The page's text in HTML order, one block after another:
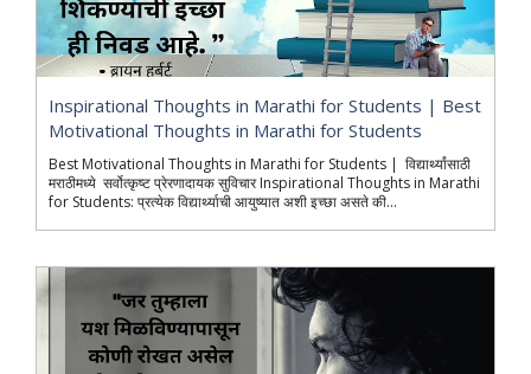
Inspirational Thoughts in Marathi for Students | Best
Motivational Thoughts in Marathi for Students
Best Motivational Thoughts in Marathi for Students | विद्यार्थ्यांसाठी
मराठीमध्ये सर्वोत्कृष्ट प्रेरणादायक सुविचार Inspirational Thoughts in Marathi
for Students: प्रत्येक विद्यार्थ्याची आयुष्यात अशी इच्छा असते की...